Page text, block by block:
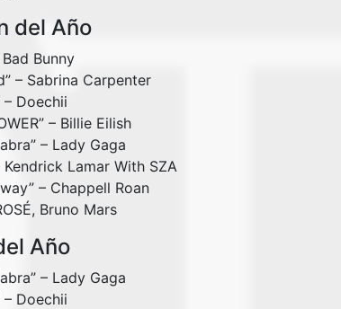
del Año
Bad Bunny
– Sabrina Carpenter
– Doechii
– Billie Eilish
– Lady Gaga
Kendrick Lamar With SZA
– Chappell Roan
Bruno Mars
Año
– Lady Gaga
– Doechii